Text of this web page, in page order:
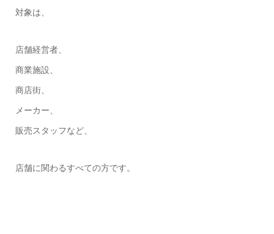
対象は、
店舗経営者、
商業施設、
商店街、
メーカー、
販売スタッフなど、
店舗に関わるすべての方です。